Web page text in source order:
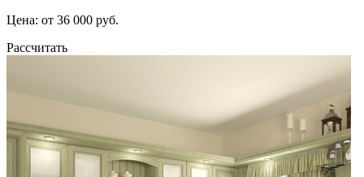
Цена: от 36 000 руб.
Рассчитать